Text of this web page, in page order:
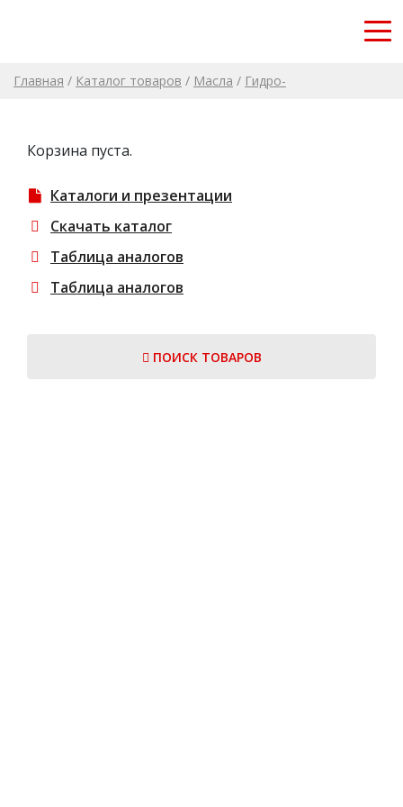
Главная / Каталог товаров / Масла / Гидро-
канистра 20 л
Корзина пуста.
Каталоги и презентации
Скачать каталог
Таблица аналогов
Таблица аналогов
ПОИСК ТОВАРОВ